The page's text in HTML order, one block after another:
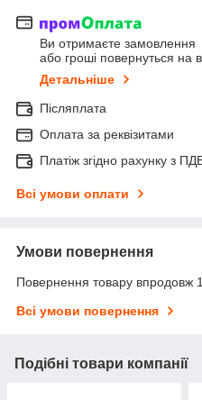
Ви отримаєте замовлення
або гроші повернуться на
Детальніше
Післяплата
Оплата за реквізитами
Платіж згідно рахунку з
Всі умови оплати
Умови повернення
Повернення товару впродовж
Всі умови повернення
Подібні товари компанії